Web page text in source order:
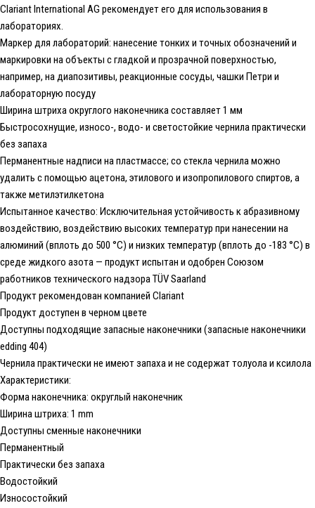
Clariant International AG рекомендует его для использования в
лабораториях.
Маркер для лабораторий: нанесение тонких и точных обозначений и
маркировки на объекты с гладкой и прозрачной поверхностью,
например, на диапозитивы, реакционные сосуды, чашки Петри и
лабораторную посуду
Ширина штриха округлого наконечника составляет 1 мм
Быстросохнущие, износо-, водо- и светостойкие чернила практически
без запаха
Перманентные надписи на пластмассе; со стекла чернила можно
удалить с помощью ацетона, этилового и изопропилового спиртов, а
также метилэтилкетона
Испытанное качество: Исключительная устойчивость к абразивному
воздействию, воздействию высоких температур при нанесении на
алюминий (вплоть до 500 °C) и низких температур (вплоть до -183 °C) в
среде жидкого азота — продукт испытан и одобрен Союзом
работников технического надзора TÜV Saarland
Продукт рекомендован компанией Clariant
Продукт доступен в черном цвете
Доступны подходящие запасные наконечники (запасные наконечники
edding 404)
Чернила практически не имеют запаха и не содержат толуола и ксилола
Характеристики:
Форма наконечника: округлый наконечник
Ширина штриха: 1 mm
Доступны сменные наконечники
Перманентный
Практически без запаха
Водостойкий
Износостойкий